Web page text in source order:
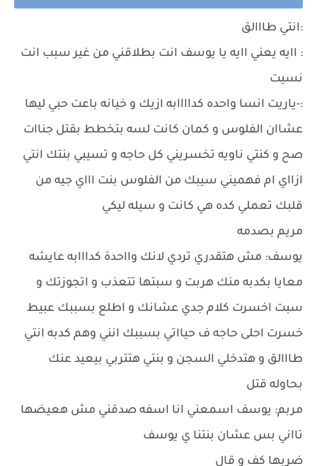
:انتي طااالق
: اايه يعني اايه يا يوسف انت بطلاقني من غير سبب انت
نسيت
:-ياريت انسا واحده كداااابه ازيك و خيانه باعت حبي ليها
عشاان الفلوس و كمان كانت لسه بتخطط بقتل جناات
صح و كنتي ناويه تخسريني كل حاجه و تسيبي بنتك انتي
ازااي ام فهميني سيبك من الفلوس بنت اااي جيه من
قلبك تعملي كده هي كانت و سيله ليكي
مريم بصدمه
يوسف: مش هتقدري تردي لانك وااحدة كدااابه عايشه
معايا بكدبه منك هربت و سبتها تتعذب و اتجوزتك و
سبت اخسرت كلام جدي عشانك و اطلع بسببك عبيط
خسرت احلى حاجه ف حيااتي بسببك انني وهم كدبه انتي
طااالق و هتدخلي السجن و بنتي هتتربي بيعيد عنك
بحاوله قتل
مربم: يوسف اسمعني انا اسفه صدقني مش هعيضها
تااني بس عشان بنتنا ي يوسف
ضربها كف و قال